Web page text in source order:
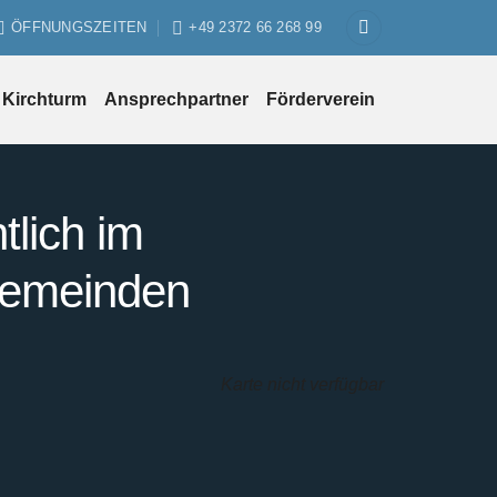
ÖFFNUNGSZEITEN +49 2372 66 268 99
Kirchturm Ansprechpartner Förderverein
im